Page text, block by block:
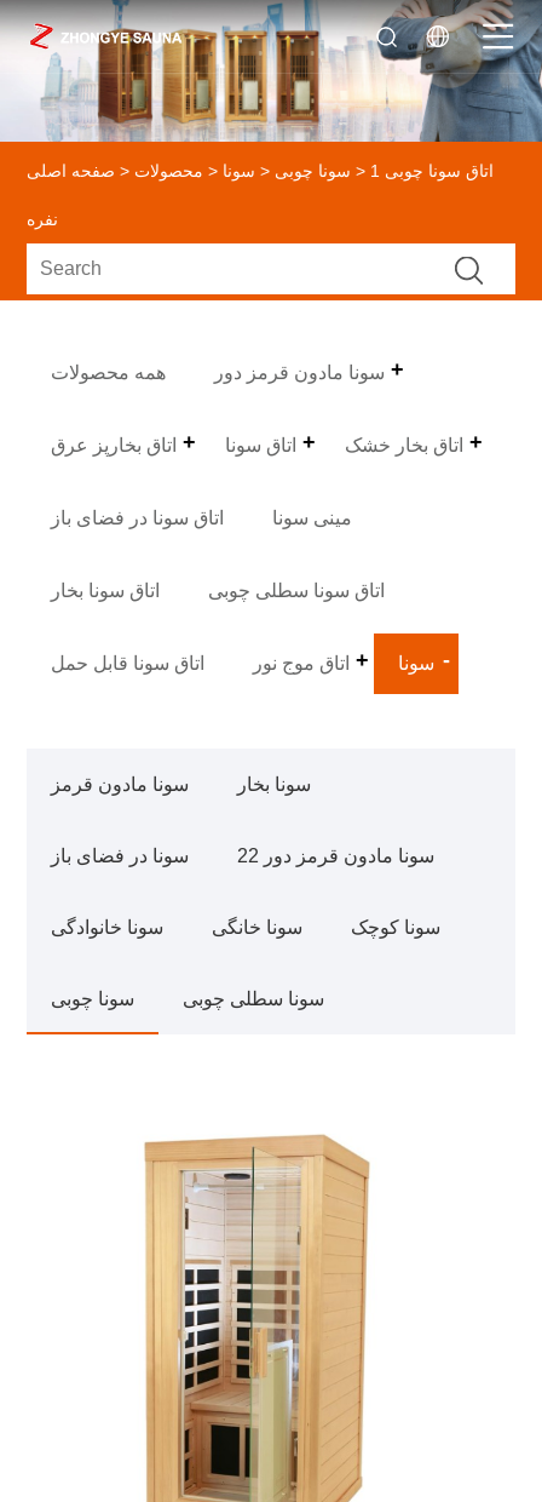
صفحه اصلی > محصولات > سونا > سونا چوبی > اتاق سونا چوبی 1
نفره
همه محصولات سونا مادون قرمز دور
اتاق بخارپز عرق اتاق سونا اتاق بخار خشک
اتاق سونا در فضای باز مینی سونا
اتاق سونا بخار اتاق سونا سطلی چوبی
اتاق سونا قابل حمل اتاق موج نور سونا
سونا مادون قرمز سونا بخار
سونا در فضای باز 22 سونا مادون قرمز دور
سونا خانوادگی سونا خانگی سونا کوچک
سونا چوبی سونا سطلی چوبی